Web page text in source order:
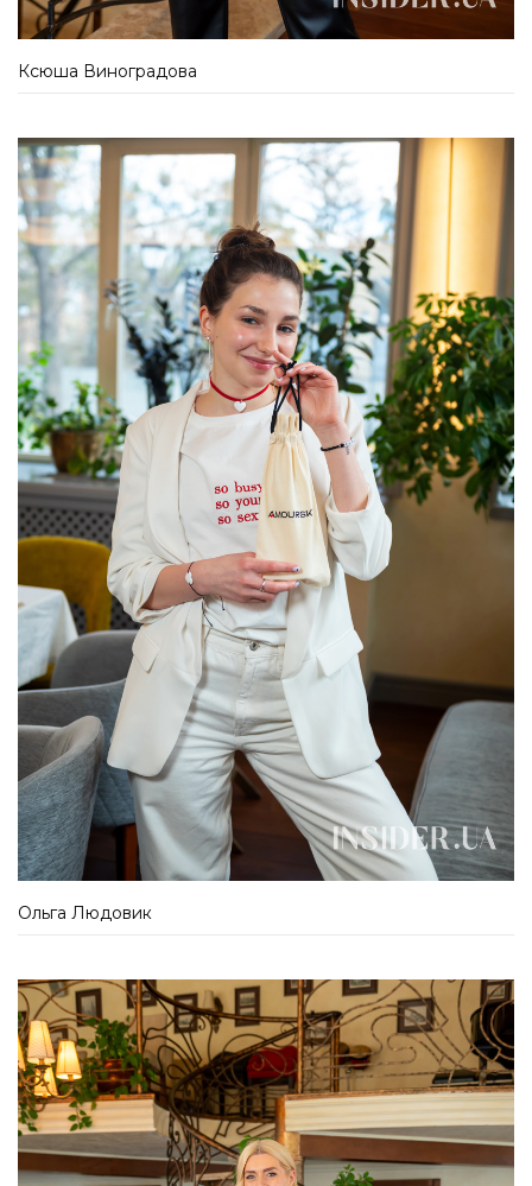
Ксюша Виноградова
Ольга Людовик